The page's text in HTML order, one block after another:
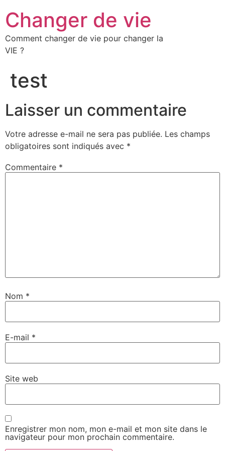
Changer de vie
Comment changer de vie pour changer la
VIE ?
test
Laisser un commentaire
Votre adresse e-mail ne sera pas publiée. Les champs
obligatoires sont indiqués avec *
Commentaire *
Nom *
E-mail *
Site web
Enregistrer mon nom, mon e-mail et mon site dans le
navigateur pour mon prochain commentaire.